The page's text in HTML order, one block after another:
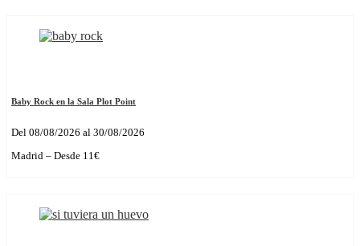
Baby Rock en la Sala Plot Point
Del 08/08/2026 al 30/08/2026
Madrid – Desde 11€